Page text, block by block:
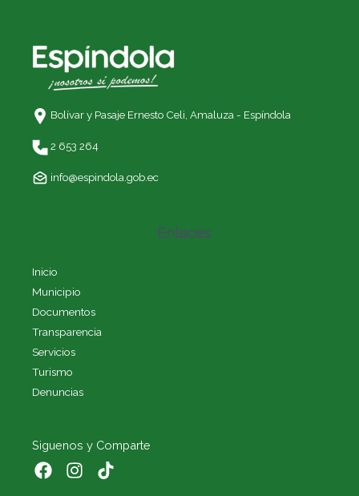
Bolívar y Pasaje Ernesto Celi, Amaluza - Espíndola
2 653 264
info@espindola.gob.ec
Enlaces
Inicio
Municipio
Documentos
Transparencia
Servicios
Turismo
Denuncias
Siguenos y Comparte